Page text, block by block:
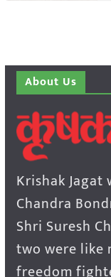
About Us
Krishak
Chandra
Shri Suresh
two were like
freedom